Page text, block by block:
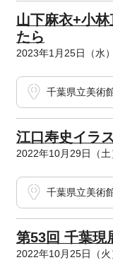
山下麻衣+小
たら
2023年1月25日（水
千葉県立美術
江口寿史イラ
2022年10月29日（土
千葉県立美術
第53回 千葉現
2022年10月25日（火